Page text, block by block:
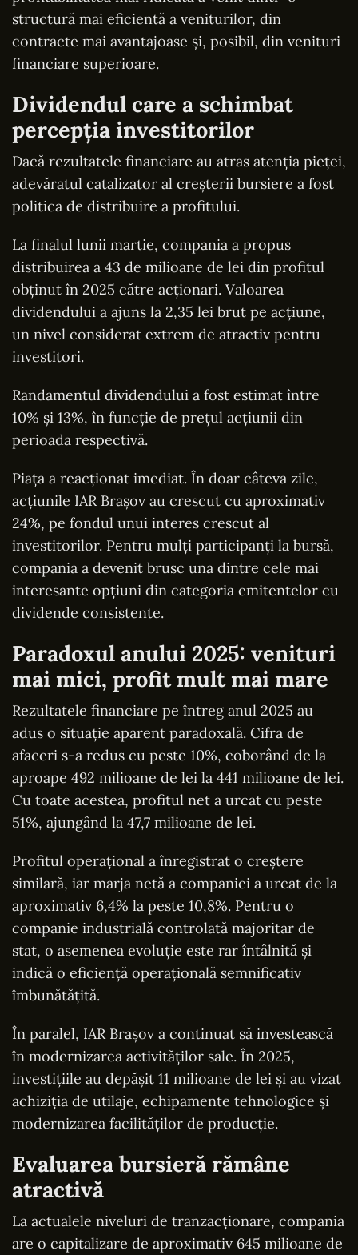
structură mai eficientă a veniturilor, din
contracte mai avantajoase și, posibil, din venituri
financiare superioare.
Dividendul care a schimbat
percepția investitorilor
Dacă rezultatele financiare au atras atenția pieței,
adevăratul catalizator al creșterii bursiere a fost
politica de distribuire a profitului.
La finalul lunii martie, compania a propus
distribuirea a 43 de milioane de lei din profitul
obținut în 2025 către acționari. Valoarea
dividendului a ajuns la 2,35 lei brut pe acțiune,
un nivel considerat extrem de atractiv pentru
investitori.
Randamentul dividendului a fost estimat între
10% și 13%, în funcție de prețul acțiunii din
perioada respectivă.
Piața a reacționat imediat. În doar câteva zile,
acțiunile IAR Brașov au crescut cu aproximativ
24%, pe fondul unui interes crescut al
investitorilor. Pentru mulți participanți la bursă,
compania a devenit brusc una dintre cele mai
interesante opțiuni din categoria emitentelor cu
dividende consistente.
Paradoxul anului 2025: venituri
mai mici, profit mult mai mare
Rezultatele financiare pe întreg anul 2025 au
adus o situație aparent paradoxală. Cifra de
afaceri s-a redus cu peste 10%, coborând de la
aproape 492 milioane de lei la 441 milioane de lei.
Cu toate acestea, profitul net a urcat cu peste
51%, ajungând la 47,7 milioane de lei.
Profitul operațional a înregistrat o creștere
similară, iar marja netă a companiei a urcat de la
aproximativ 6,4% la peste 10,8%. Pentru o
companie industrială controlată majoritar de
stat, o asemenea evoluție este rar întâlnită și
indică o eficiență operațională semnificativ
îmbunătățită.
În paralel, IAR Brașov a continuat să investească
în modernizarea activităților sale. În 2025,
investițiile au depășit 11 milioane de lei și au vizat
achiziția de utilaje, echipamente tehnologice și
modernizarea facilităților de producție.
Evaluarea bursieră rămâne
atractivă
La actualele niveluri de tranzacționare, compania
are o capitalizare de aproximativ 645 milioane de